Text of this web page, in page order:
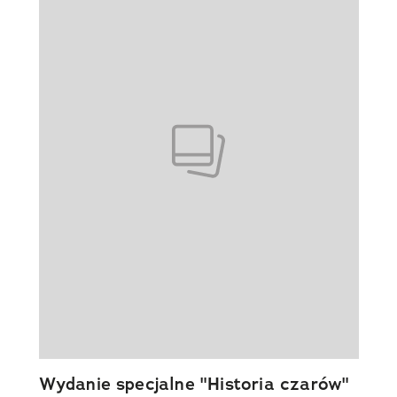
Wydanie specjalne "Historia czarów"